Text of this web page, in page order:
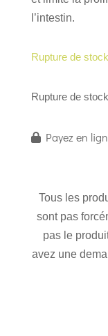
l’intestin.
Rupture de stock
Rupture de stock
Payez en
Tous les
sont pas
pas le
avez une